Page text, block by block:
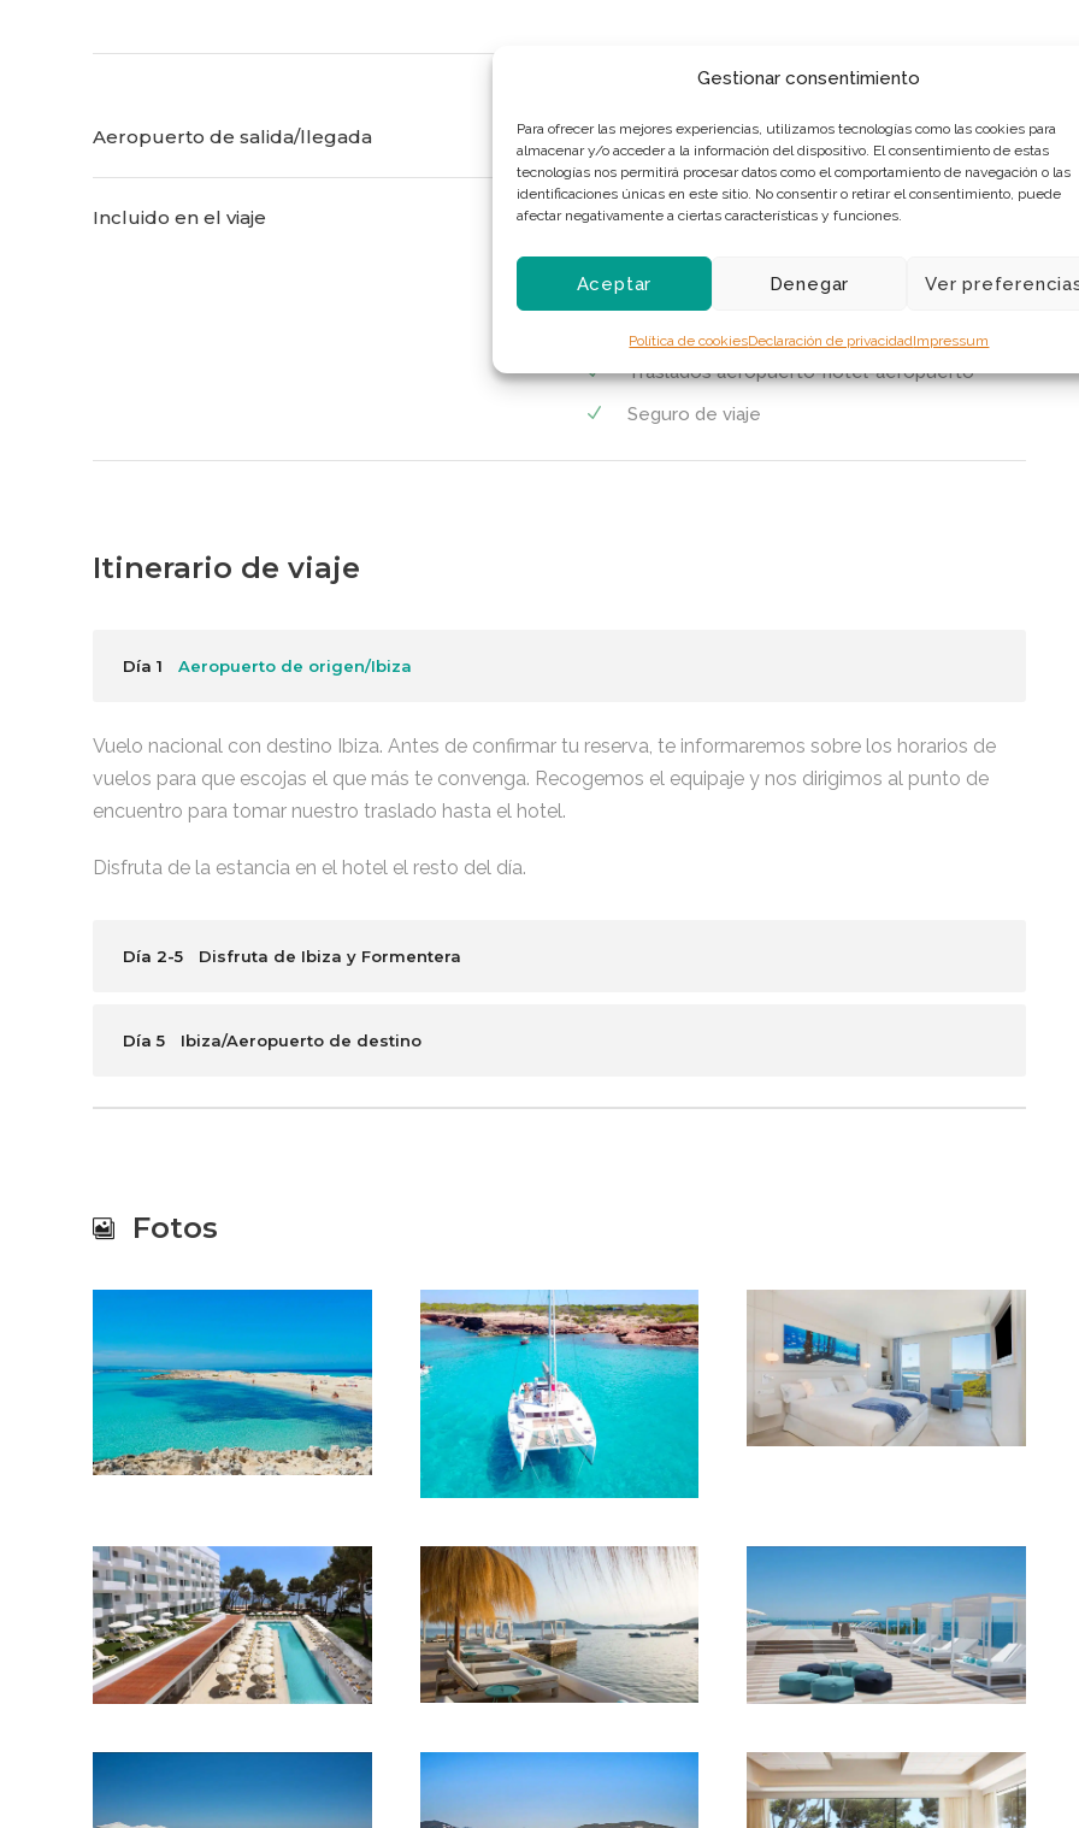
Gestionar consentimiento
Para ofrecer las mejores experiencias, utilizamos tecnologías como las cookies para
almacenar y/o acceder a la información del dispositivo. El consentimiento de estas
tecnologías nos permitirá procesar datos como el comportamiento de navegación o las
identificaciones únicas en este sitio. No consentir o retirar el consentimiento, puede
afectar negativamente a ciertas características y funciones.
Aceptar Denegar Ver
Política de cookiesDeclaración de privacidadImpressum
Aeropuerto de salida/llegada A elegir entre la lista mencionada arriba
Incluido en el viaje
Alojamiento 4*(desayuno incluido) en primera
Excursión en catamarán a Formentera
Traslados aeropuerto-hotel-aeropuerto
Seguro de viaje
Itinerario de viaje
Día 1 Aeropuerto de origen/Ibiza
Vuelo nacional con destino Ibiza. Antes de confirmar tu reserva, te informaremos sobre los horarios de
vuelos para que escojas el que más te convenga. Recogemos el equipaje y nos dirigimos al punto de
encuentro para tomar nuestro traslado hasta el hotel.
Disfruta de la estancia en el hotel el resto del día.
Día 2-5 Disfruta de Ibiza y Formentera
Día 5 Ibiza/Aeropuerto de destino
Fotos